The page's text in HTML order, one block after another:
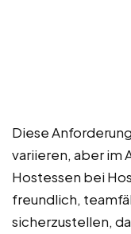
Diese
variieren, aber im
Hostessen bei
freundlich,
sicherzustellen,